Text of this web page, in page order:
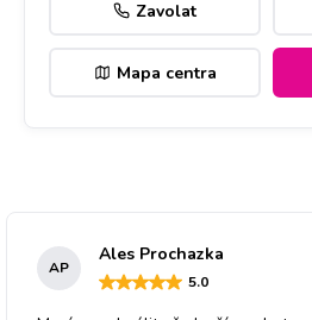
Zavolat
Mapa centra
AP
Ales Prochazka
5.0